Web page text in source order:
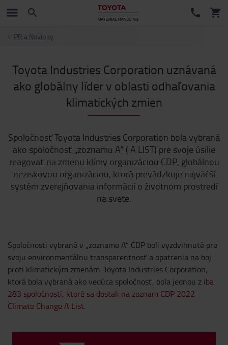
PR a Novinky
Toyota Industries Corporation uznávaná
ako globálny líder v oblasti odhaľovania
klimatických zmien
Spoločnosť Toyota Industries Corporation bola vybraná
ako spoločnosť „zoznamu A“ ( A LIST) pre svoje úsilie
reagovať na zmenu klímy organizáciou CDP, globálnou
neziskovou organizáciou, ktorá prevádzkuje najväčší
systém zverejňovania informácií o životnom prostredí
na svete.
Spoločnosti vybrané v „zozname A“ CDP boli vyzdvihnuté pre
svoju environmentálnu transparentnosť a opatrenia na boj
proti klimatickým zmenám. Toyota Industries Corporation,
ktorá bola vybraná ako vedúca spoločnosť, bola jednou z iba
283 spoločností, ktoré sa dostali na zoznam CDP 2022
Climate Change A List.